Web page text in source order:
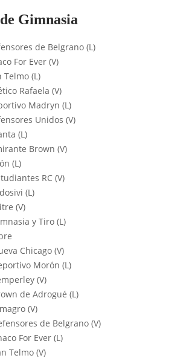
Gimnasia
de Belgrano (L)
For Ever (V)
Telmo (L)
Rafaela (V)
Madryn (L)
Unidos (V)
(L)
Brown (V)
(L)
RC (V)
(L)
(V)
y Tiro (L)
Chicago (V)
Morón (L)
(V)
de Adrogué (L)
(V)
de Belgrano (V)
For Ever (L)
Telmo (V)